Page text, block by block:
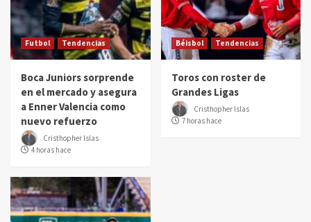
Futbol Tendencias
Boca Juniors sorprende
en el mercado y asegura
a Enner Valencia como
nuevo refuerzo
Cristhopher Islas
4 horas hace
Béisbol Tendencias
Toros con roster de
Grandes Ligas
Cristhopher Islas
7 horas hace